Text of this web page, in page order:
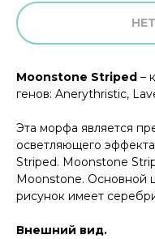
Moonstone Striped –
генов: Anerythristic,
Эта морфа является
осветляющего
Striped. Moonstone
Moonstone. Основной
рисунок имеет
Внешний вид.